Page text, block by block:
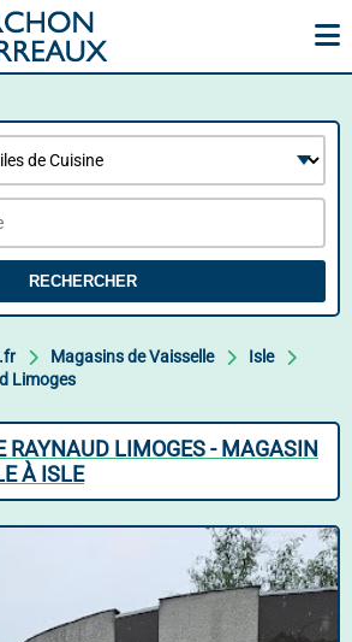
RECHERCHER
Magasins de Vaisselle
Isle
Limoges
RAYNAUD LIMOGES - MAGASIN
À ISLE